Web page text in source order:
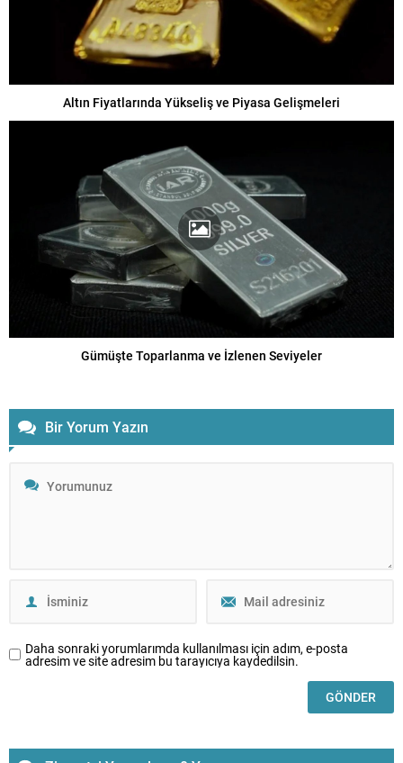
Altın Fiyatlarında Yükseliş ve Piyasa Gelişmeleri
Gümüşte Toparlanma ve İzlenen Seviyeler
Bir Yorum Yazın
Daha sonraki yorumlarımda kullanılması için adım, e-posta
adresim ve site adresim bu tarayıcıya kaydedilsin.